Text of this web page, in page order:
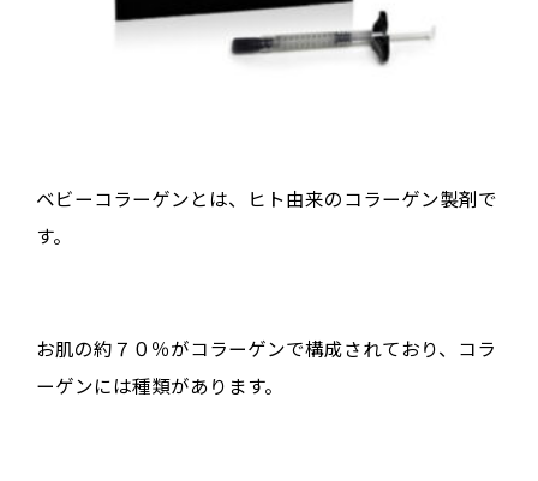
ベビーコラーゲンとは、ヒト由来のコラーゲン製剤で
す。
お肌の約７０％がコラーゲンで構成されており、コラ
ーゲンには種類があります。